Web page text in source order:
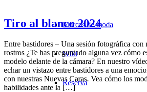
Marcas de moda
Wiki
Reserva
Tiro al blanco 2024
Entre bastidores – Una sesión fotográfica con
rostros ¿Te has preguntado alguna vez cómo
modelo delante de la cámara? En nuestro
echar un vistazo entre bastidores a una
con nuestras Nuevas Caras. Vea cómo los
habilidades ante la […]